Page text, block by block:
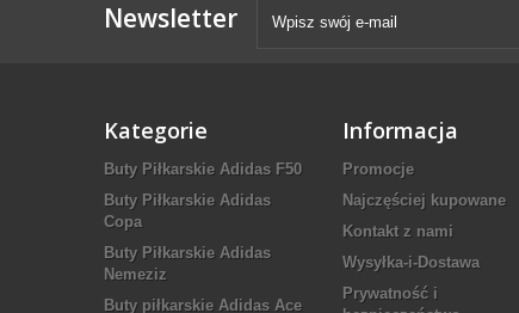
Newsletter
Kategorie
Buty Piłkarskie Adidas F50
Buty Piłkarskie Adidas
Copa
Buty Piłkarskie Adidas
Nemeziz
Buty piłkarskie Adidas Ace
Informacja
Promocje
Najczęściej kupowane
Kontakt z nami
Wysyłka-i-Dostawa
Prywatność i